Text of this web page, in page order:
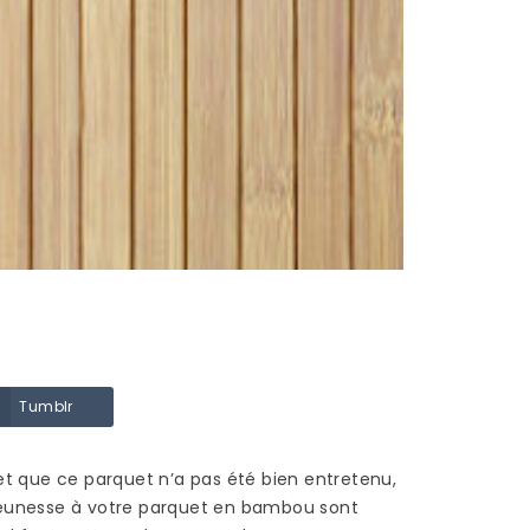
COMMENT POSER DU
Le parquet en bambou
présente plusieurs
compare à un parquet
en bois traditionnel ou à
Tumblr
que ce parquet n’a pas été bien entretenu,
à votre parquet en bambou sont